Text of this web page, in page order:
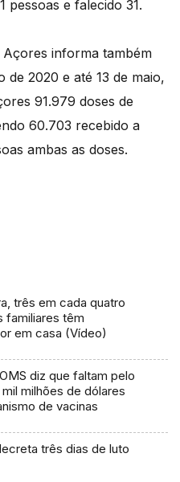
pessoas e falecido 31.
informa também
de 2020 e até 13 de maio,
91.979 doses de
60.703 recebido a
ambas as doses.
três em cada quatro
familiares têm
em casa (Vídeo)
diz que faltam pelo
milhões de dólares
de vacinas
três dias de luto